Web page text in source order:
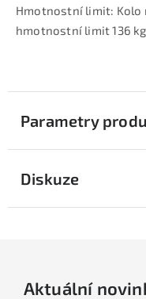
Hmotnostní limit: Kolo
hmotnostní limit 136
Parametry
Diskuze
Aktuální